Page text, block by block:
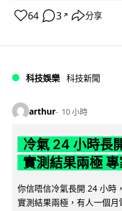
64 3 ↗ 分享
科技娛樂 科技新聞
arthur 10 小時
冷氣 24 小時長
實測結果兩極
你信唔信冷氣長開 24 小時
實測結果兩極，有人一個